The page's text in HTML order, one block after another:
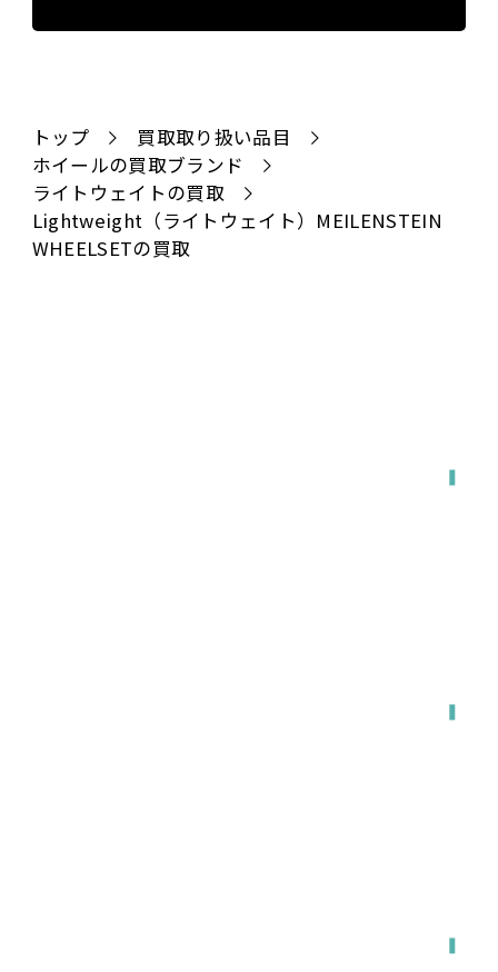
トップ
買取取り扱い品目
ホイールの買取ブランド
ライトウェイトの買取
Lightweight（ライトウェイト）MEILENSTEIN
WHEELSETの買取